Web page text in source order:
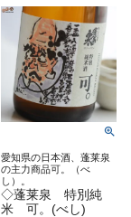
愛知県の日本酒、蓬莱泉
の主力商品可。（べ
し）。
◇蓬莱泉 特別純
米 可。(べし)